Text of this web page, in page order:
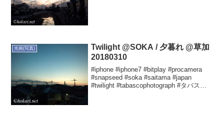
光画(写真)
Twilight @SOKA / 夕暮れ @草加
20180310
#iphone #iphone7 #bitplay #procamera
#snapseed #soka #saitama #japan
#twilight #tabascophotograph #タバスコ